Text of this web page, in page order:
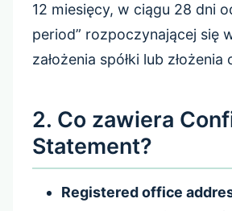
12 miesięcy, w ciągu 28 dni
period” rozpoczynającej się
założenia spółki lub
2. Co zawiera
Statement?
Registered office